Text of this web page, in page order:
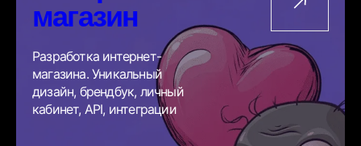
магазин
Разработка интернет-
магазина. Уникальный
дизайн, брендбук, личный
кабинет, API, интеграции